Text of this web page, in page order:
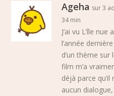
Ageha sur 3
34 min
J’ai vu L’île nue
l’année
d’un thème sur
film m’a
déjà parce qu’il
aucun